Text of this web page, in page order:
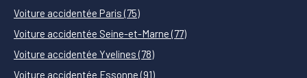
Voiture accidentée Paris (75)
Voiture accidentée Seine-et-Marne (77)
Voiture accidentée Yvelines (78)
Voiture accidentée Essonne (91)